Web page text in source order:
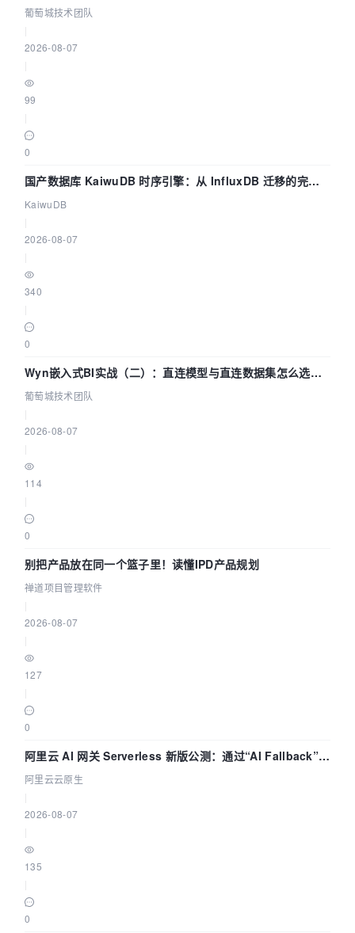
数联动全闭环
葡萄城技术团队
2026-08-07
99
0
国产数据库 KaiwuDB 时序引擎：从 InfluxDB 迁移的完整
技术路径
KaiwuDB
2026-08-07
340
0
Wyn嵌入式BI实战（二）：直连模型与直连数据集怎么选，
参数为什么不生效？| 葡萄城技术团队
葡萄城技术团队
2026-08-07
114
0
别把产品放在同一个篮子里！读懂IPD产品规划
禅道项目管理软件
2026-08-07
127
0
阿里云 AI 网关 Serverless 新版公测：通过“AI Fallback”与
拓扑可视化构建 AI 流量治理底座
阿里云云原生
2026-08-07
135
0